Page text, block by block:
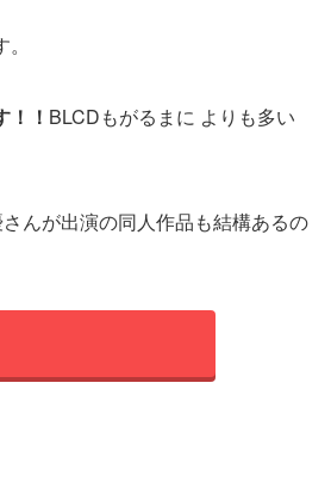
！ BLCDもがるまに よりも多い
んが出演の同人作品も結構あるの